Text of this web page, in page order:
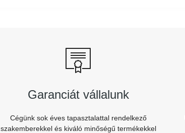
Garanciát vállalunk
Cégünk sok éves tapasztalattal rendelkező
szakemberekkel és kiváló minőségű termékekkel